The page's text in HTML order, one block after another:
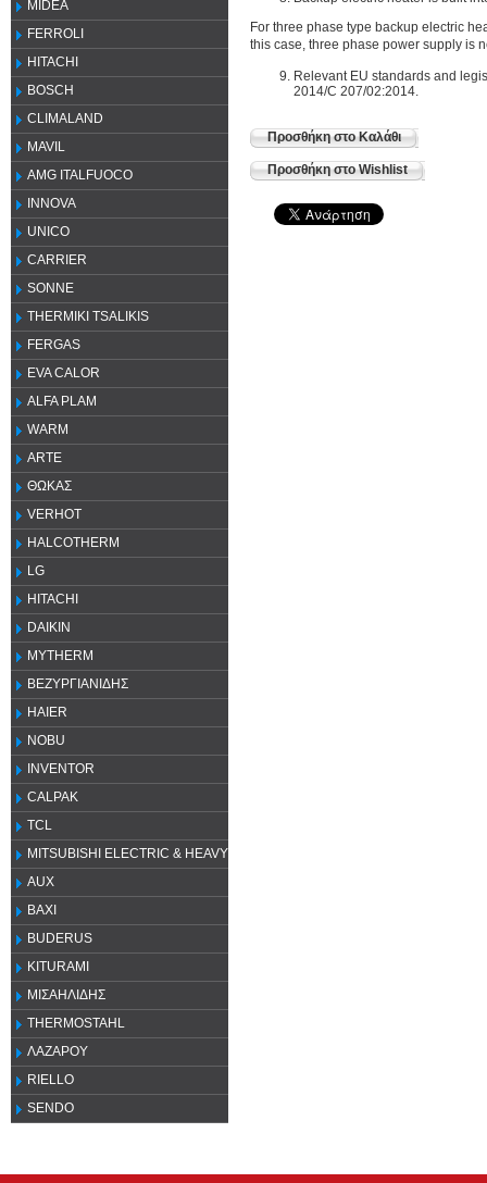
MIDEA
FERROLI
HITACHI
BOSCH
CLIMALAND
MAVIL
AMG ITALFUOCO
INNOVA
UNICO
CARRIER
SONNE
THERMIKI TSALIKIS
FERGAS
EVA CALOR
ALFA PLAM
WARM
ARTE
ΘΩΚΑΣ
VERHOT
HALCOTHERM
LG
HITACHI
DAIKIN
MYTHERM
ΒΕΖΥΡΓΙΑΝΙΔΗΣ
HAIER
NOBU
INVENTOR
CALPAK
TCL
MITSUBISHI ELECTRIC & HEAVY
AUX
ΒΑΧΙ
BUDERUS
KITURAMI
ΜΙΣΑΗΛΙΔΗΣ
THERMOSTAHL
ΛΑΖΑΡΟΥ
RIELLO
SENDO
For three phase type backup electric
this case, three phase power supply is
Relevant EU standards and
2014/C 207/02:2014.
Προσθήκη στο Καλάθι
Προσθήκη στο Wishlist